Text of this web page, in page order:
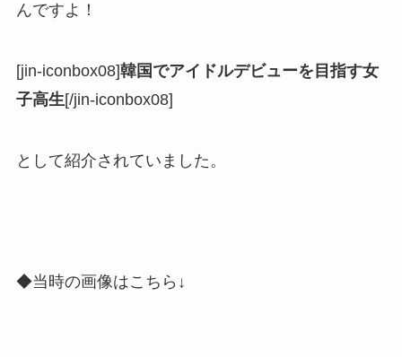
んですよ！
[jin-iconbox08]韓国でアイドルデビューを目指す女
子高生[/jin-iconbox08]
として紹介されていました。
◆当時の画像はこちら↓